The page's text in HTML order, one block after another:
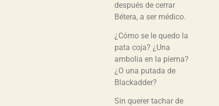
después de cerrar
Bétera, a ser médico.
¿Cómo se le quedo la
pata coja? ¿Una
ambolia en la pierna?
¿O una putada de
Blackadder?
Sin querer tachar de